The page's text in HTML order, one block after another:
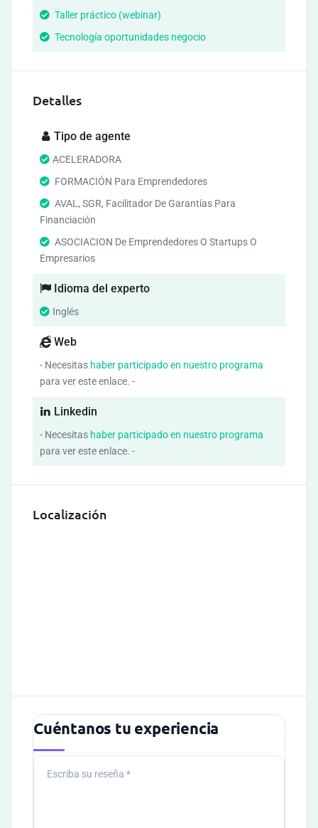
Taller práctico (webinar)
Tecnología oportunidades negocio
Detalles
Tipo de agente
ACELERADORA
FORMACIÓN Para Emprendedores
AVAL, SGR, Facilitador De Garantías Para
Financiación
ASOCIACION De Emprendedores O Startups O
Empresarios
Idioma del experto
Inglés
Web
- Necesitas haber participado en nuestro programa
para ver este enlace. -
Linkedin
- Necesitas haber participado en nuestro programa
para ver este enlace. -
Localización
Cuéntanos tu experiencia